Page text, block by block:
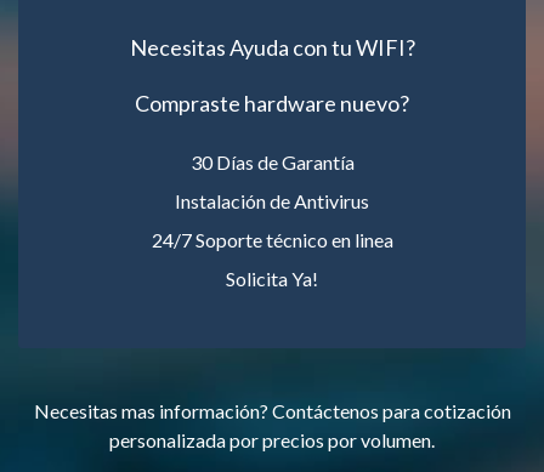
Necesitas Ayuda con tu WIFI?
Compraste hardware nuevo?
30 Días de Garantía
Instalación de Antivirus
24/7 Soporte técnico en linea
Solicita Ya!
Necesitas mas información? Contáctenos para cotización
personalizada por precios por volumen.